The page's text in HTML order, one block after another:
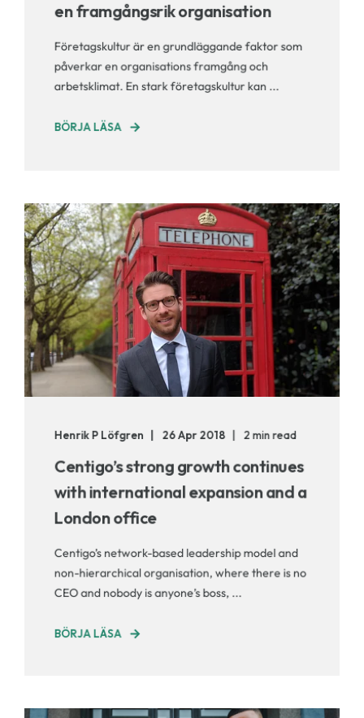
en framgångsrik organisation
Företagskultur är en grundläggande faktor som
påverkar en organisations framgång och
arbetsklimat. En stark företagskultur kan ...
BÖRJA LÄSA
Henrik P Löfgren 26 Apr 2018 2 min read
Centigo’s strong growth continues
with international expansion and a
London office
Centigo’s network-based leadership model and
non-hierarchical organisation, where there is no
CEO and nobody is anyone’s boss, ...
BÖRJA LÄSA